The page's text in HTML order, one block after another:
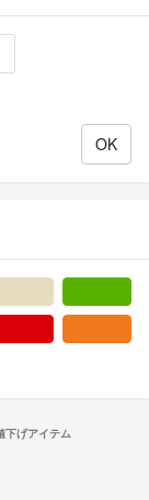
下げアイテム